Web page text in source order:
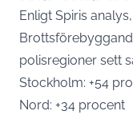
Enligt Spiris
polisregioner sett
Stockholm: +54
Nord: +34 procent